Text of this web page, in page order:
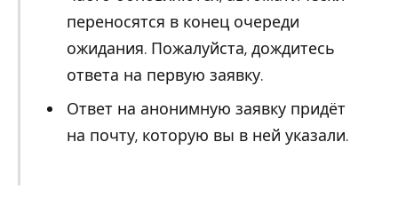
переносятся в конец очереди
ожидания. Пожалуйста, дождитесь
ответа на первую заявку.
Ответ на анонимную заявку придёт
на почту, которую вы в ней указали.